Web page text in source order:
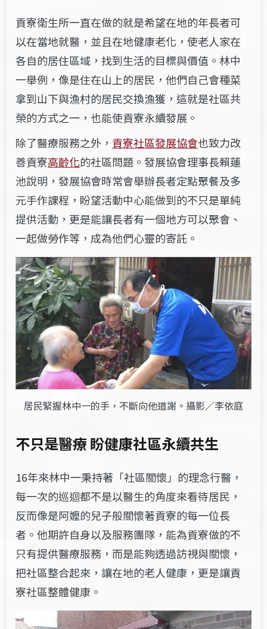
貢寮衛生所一直在做的就是希望在地的年長者可
以在當地就醫，並且在地健康老化，使老人家在
各自的居住區域，找到生活的目標與價值。林中
一舉例，像是住在山上的居民，他們自己會種菜
拿到山下與漁村的居民交換漁獲，這就是社區共
榮的方式之一，也能使貢寮永續發展。
除了醫療服務之外， 貢寮社區發展協會也致力改
善貢寮高齡化的社區問題。發展協會理事長賴蓮
池說明，發展協會時常會舉辦長者定點聚餐及多
元手作課程，盼望活動中心能做到的不只是單純
提供活動，更是能讓長者有一個地方可以聚會、
一起做勞作等，成為他們心靈的寄託。
居民緊握林中一的手，不斷向他道謝。攝影／李依庭
不只是醫療 盼健康社區永續共生
16年來林中一秉持著「社區關懷」的理念行醫，
每一次的巡迴都不是以醫生的角度來看待居民，
反而像是阿嬤的兒子般關懷著貢寮的每一位長
者。他期許自身以及服務團隊，能為貢寮做的不
只有提供醫療服務，而是能夠透過訪視與關懷，
把社區整合起來，讓在地的老人健康，更是讓貢
寮社區整體健康。